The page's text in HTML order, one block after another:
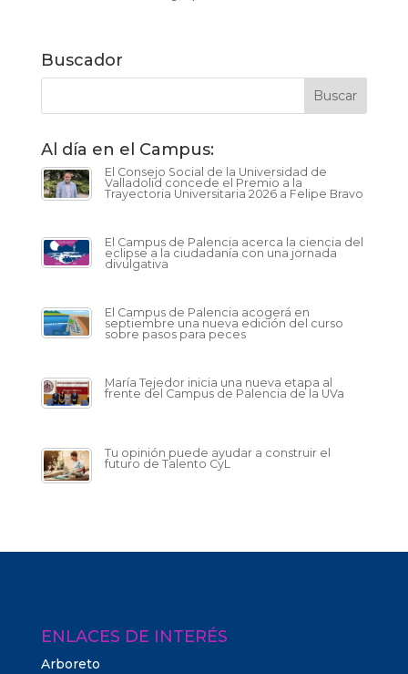
Buscador
Al día en el Campus:
El Consejo Social de la Universidad de
Valladolid concede el Premio a la
Trayectoria Universitaria 2026 a Felipe Bravo
El Campus de Palencia acerca la ciencia del
eclipse a la ciudadanía con una jornada
divulgativa
El Campus de Palencia acogerá en
septiembre una nueva edición del curso
sobre pasos para peces
María Tejedor inicia una nueva etapa al
frente del Campus de Palencia de la UVa
Tu opinión puede ayudar a construir el
futuro de Talento CyL
ENLACES DE INTERÉS
Arboreto